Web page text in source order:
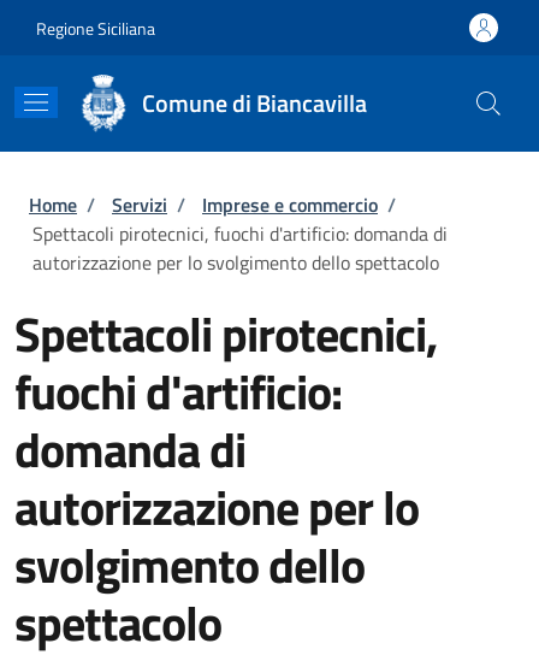
Regione Siciliana
Comune di Biancavilla
Briciole di pane
Home / Servizi / Imprese e commercio /
Spettacoli pirotecnici, fuochi d'artificio: domanda di
autorizzazione per lo svolgimento dello spettacolo
Spettacoli pirotecnici,
fuochi d'artificio:
domanda di
autorizzazione per lo
svolgimento dello
spettacolo